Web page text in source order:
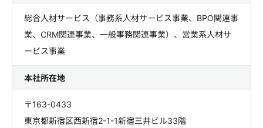
総合人材サービス（事務系人材サービス事業、BPO関連事
業、CRM関連事業、一般事務関連事業）、営業系人材サ
ービス事業
本社所在地
〒163-0433
東京都新宿区西新宿2-1-1新宿三井ビル33階